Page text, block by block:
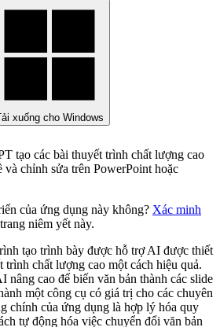
xuống cho Windows
tạo các bài thuyết trình chất lượng cao
và chỉnh sửa trên PowerPoint hoặc
của ứng dụng này không? Xác minh
niêm yết này.
tạo trình bày được hỗ trợ AI được thiết
trình chất lượng cao một cách hiệu quả.
nâng cao để biến văn bản thành các slide
một công cụ có giá trị cho các chuyên
chính của ứng dụng là hợp lý hóa quy
tự động hóa việc chuyển đổi văn bản